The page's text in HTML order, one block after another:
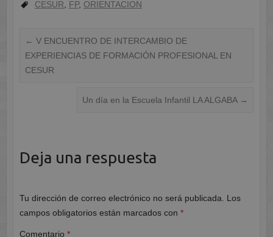
CESUR, FP, ORIENTACION
← V ENCUENTRO DE INTERCAMBIO DE
EXPERIENCIAS DE FORMACIÓN PROFESIONAL EN
CESUR
Un día en la Escuela Infantil LA ALGABA →
Deja una respuesta
Tu dirección de correo electrónico no será publicada.
Los
campos obligatorios están marcados con *
Comentario *